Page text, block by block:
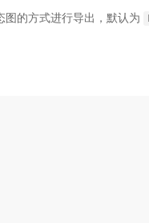
的方式进行导出，默认为